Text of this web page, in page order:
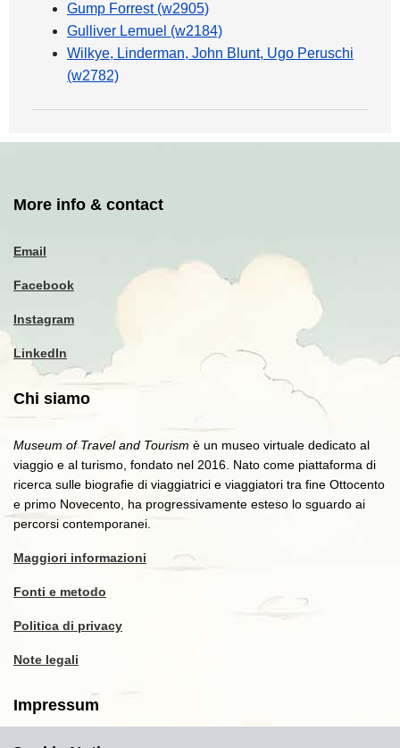
Gump Forrest (w2905)
Gulliver Lemuel (w2184)
Wilkye, Linderman, John Blunt, Ugo Peruschi
(w2782)
More info & contact
Email
Facebook
Instagram
LinkedIn
Chi siamo
Museum of Travel and Tourism è un museo virtuale dedicato al
viaggio e al turismo, fondato nel 2016. Nato come piattaforma di
ricerca sulle biografie di viaggiatrici e viaggiatori tra fine Ottocento
e primo Novecento, ha progressivamente esteso lo sguardo ai
percorsi contemporanei.
Maggiori informazioni
Fonti e metodo
Politica di privacy
Note legali
Impressum